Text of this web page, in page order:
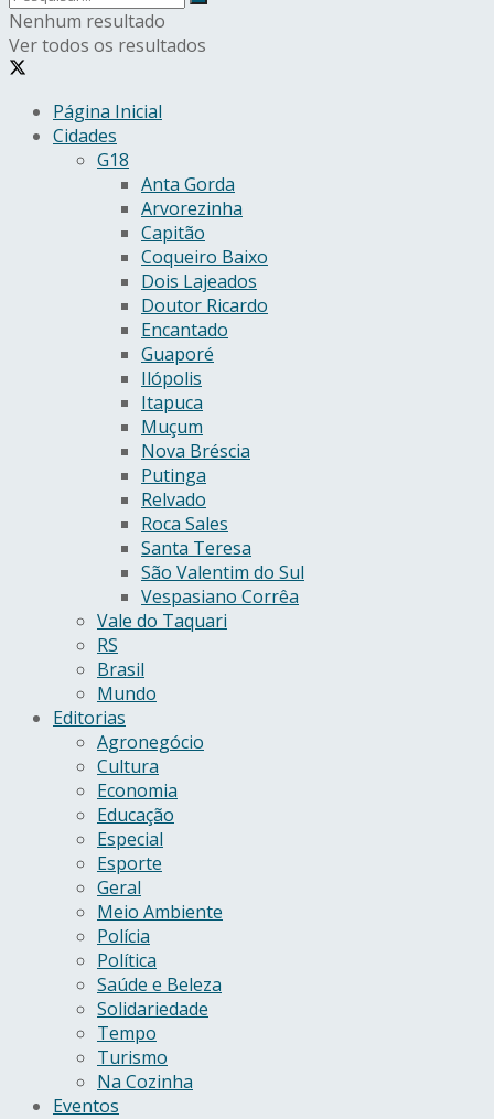
Nenhum resultado
Ver todos os resultados
Página Inicial
Cidades
G18
Anta Gorda
Arvorezinha
Capitão
Coqueiro Baixo
Dois Lajeados
Doutor Ricardo
Encantado
Guaporé
Ilópolis
Itapuca
Muçum
Nova Bréscia
Putinga
Relvado
Roca Sales
Santa Teresa
São Valentim do Sul
Vespasiano Corrêa
Vale do Taquari
RS
Brasil
Mundo
Editorias
Agronegócio
Cultura
Economia
Educação
Especial
Esporte
Geral
Meio Ambiente
Polícia
Política
Saúde e Beleza
Solidariedade
Tempo
Turismo
Na Cozinha
Eventos